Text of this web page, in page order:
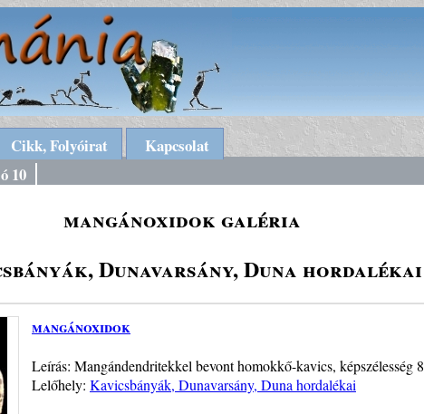
Cikk, Folyóirat
Kapcsolat
10
mangánoxidok galéria
Dunavarsány, Duna hordalékai
mangánoxidok
Leírás: Mangándendritekkel bevont homokkő-kavics, képszélesség
Lelőhely: Kavicsbányák, Dunavarsány, Duna hordalékai